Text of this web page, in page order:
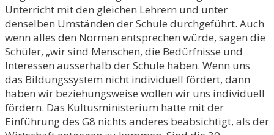
Unterricht mit den gleichen Lehrern und unter
denselben Umständen der Schule durchgeführt. Auch
wenn alles den Normen entsprechen würde, sagen die
Schüler, „wir sind Menschen, die Bedürfnisse und
Interessen ausserhalb der Schule haben. Wenn uns
das Bildungssystem nicht individuell fördert, dann
haben wir beziehungsweise wollen wir uns individuell
fördern. Das Kultusministerium hatte mit der
Einführung des G8 nichts anderes beabsichtigt, als der